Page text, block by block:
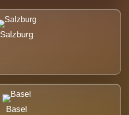
Salzburg
Basel